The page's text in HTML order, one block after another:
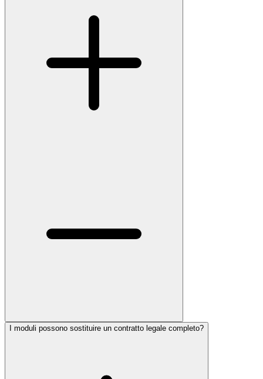
I moduli possono sostituire un contratto legale completo?